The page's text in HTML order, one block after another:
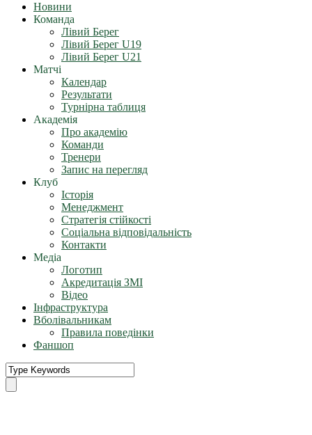
Новини
Команда
Лівий Берег
Лівий Берег U19
Лівий Берег U21
Матчі
Календар
Результати
Турнірна таблиця
Академія
Про академію
Команди
Тренери
Запис на перегляд
Клуб
Історія
Менеджмент
Стратегія стійкості
Соціальна відповідальність
Контакти
Медіа
Логотип
Акредитація ЗМІ
Відео
Інфраструктура
Вболівальникам
Правила поведінки
Фаншоп